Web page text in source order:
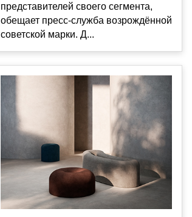
представителей своего сегмента,
обещает пресс-служба возрождённой
советской марки. Д...